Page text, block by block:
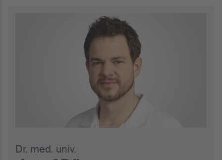
Dr. med. univ.